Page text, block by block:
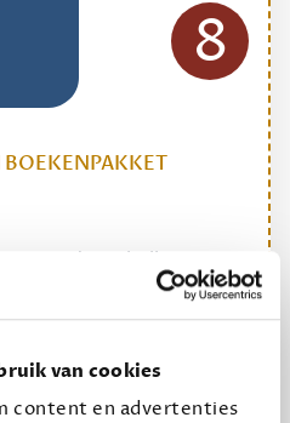
van cookies
content en advertenties
8